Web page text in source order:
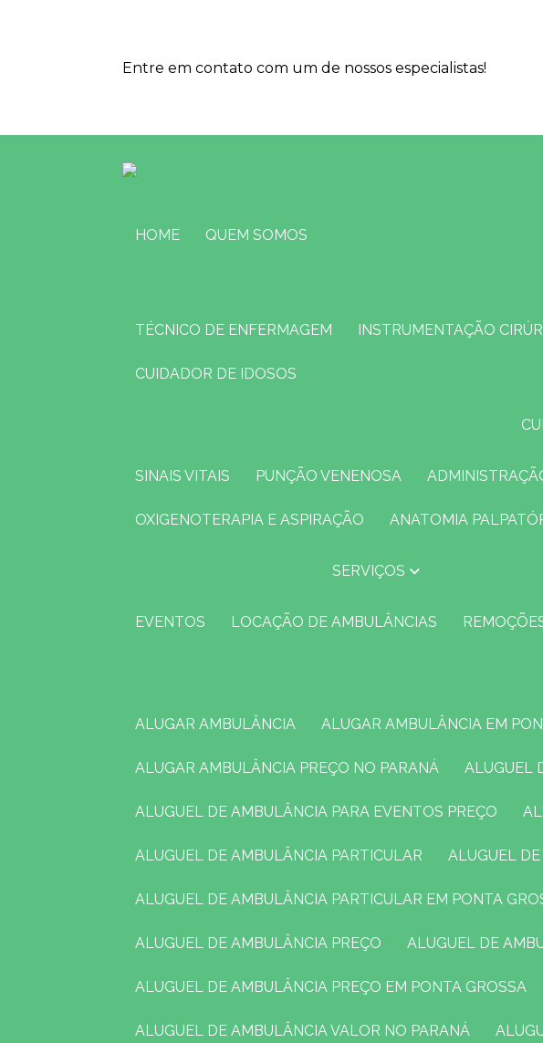
Entre em contato com um de nossos especialistas!
HOME QUEM SOMOS
TÉCNICO DE ENFERMAGEM INSTRUMENTAÇÃO
CUIDADOR DE IDOSOS
SINAIS VITAIS PUNÇÃO VENENOSA
OXIGENOTERAPIA E ASPIRAÇÃO ANATOMIA
SERVIÇOS
EVENTOS LOCAÇÃO DE AMBULÂNCIAS
ALUGAR AMBULÂNCIA ALUGAR AMBULÂNCIA EM
ALUGAR AMBULÂNCIA PREÇO NO PARANÁ
ALUGUEL DE AMBULÂNCIA PARA EVENTOS PREÇO
ALUGUEL DE AMBULÂNCIA PARTICULAR ALUGUEL
ALUGUEL DE AMBULÂNCIA PARTICULAR EM PONTA
ALUGUEL DE AMBULÂNCIA PREÇO ALUGUEL DE
ALUGUEL DE AMBULÂNCIA PREÇO EM PONTA GROSSA
ALUGUEL DE AMBULÂNCIA VALOR NO PARANÁ